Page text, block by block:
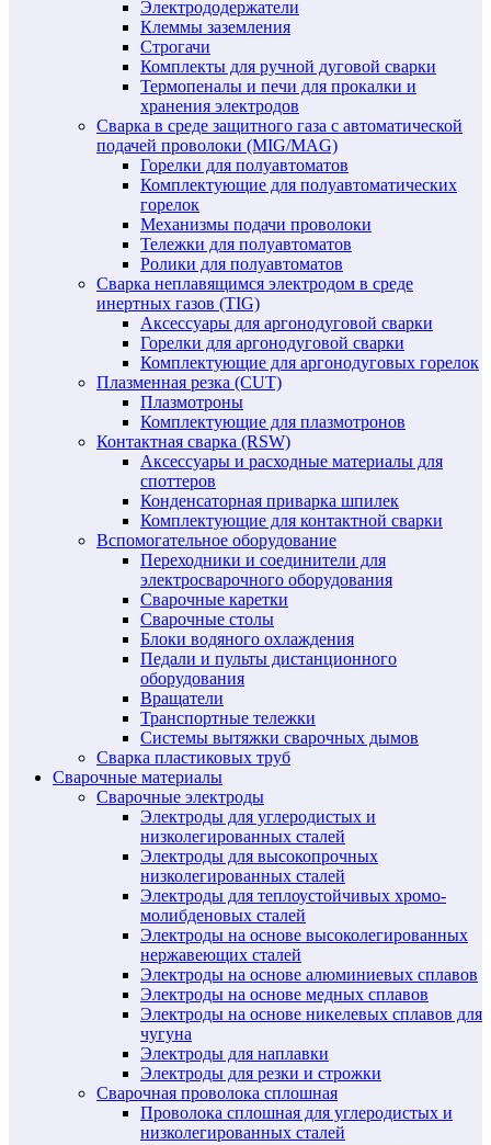
Электрододержатели
Клеммы заземления
Строгачи
Комплекты для ручной дуговой сварки
Термопеналы и печи для прокалки и
хранения электродов
Сварка в среде защитного газа с автоматической
подачей проволоки (MIG/MAG)
Горелки для полуавтоматов
Комплектующие для полуавтоматических
горелок
Механизмы подачи проволоки
Тележки для полуавтоматов
Ролики для полуавтоматов
Сварка неплавящимся электродом в среде
инертных газов (TIG)
Аксессуары для аргонодуговой сварки
Горелки для аргонодуговой сварки
Комплектующие для аргонодуговых горелок
Плазменная резка (CUT)
Плазмотроны
Комплектующие для плазмотронов
Контактная сварка (RSW)
Аксессуары и расходные материалы для
споттеров
Конденсаторная приварка шпилек
Комплектующие для контактной сварки
Вспомогательное оборудование
Переходники и соединители для
электросварочного оборудования
Сварочные каретки
Сварочные столы
Блоки водяного охлаждения
Педали и пульты дистанционного
оборудования
Вращатели
Транспортные тележки
Системы вытяжки сварочных дымов
Сварка пластиковых труб
Сварочные материалы
Сварочные электроды
Электроды для углеродистых и
низколегированных сталей
Электроды для высокопрочных
низколегированных сталей
Электроды для теплоустойчивых хромо-
молибденовых сталей
Электроды на основе высоколегированных
нержавеющих сталей
Электроды на основе алюминиевых сплавов
Электроды на основе медных сплавов
Электроды на основе никелевых сплавов для
чугуна
Электроды для наплавки
Электроды для резки и строжки
Сварочная проволока сплошная
Проволока сплошная для углеродистых и
низколегированных сталей